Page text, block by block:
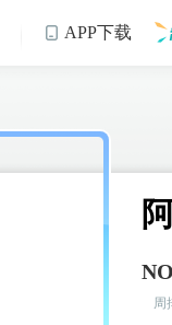
 APP下载
周